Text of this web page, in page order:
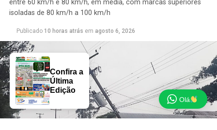
entre 60 km/h e 80 km/h, em média, com marcas superiores
isoladas de 80 km/h a 100 km/h
Publicado 10 horas atrás em agosto 6, 2026
Confira a
Última
Edição
Olá